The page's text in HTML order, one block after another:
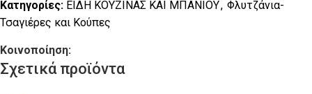
Κατηγορίες: ΕΙΔΗ ΚΟΥΖΙΝΑΣ ΚΑΙ ΜΠΑΝΙΟΥ, Φλυτζάνια-
Τσαγιέρες και Κούπες
Κοινοποίηση:
Σχετικά προϊόντα